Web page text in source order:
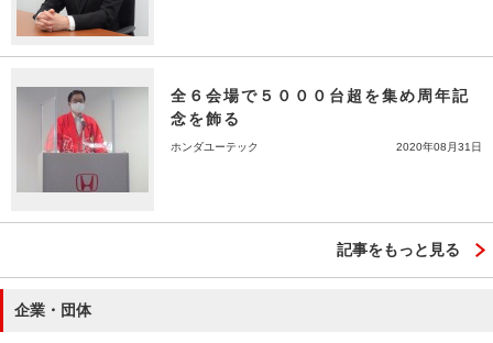
全６会場で５０００台超を集め周年記
念を飾る
ホンダユーテック 2020年08月31日
記事をもっと見る
企業・団体